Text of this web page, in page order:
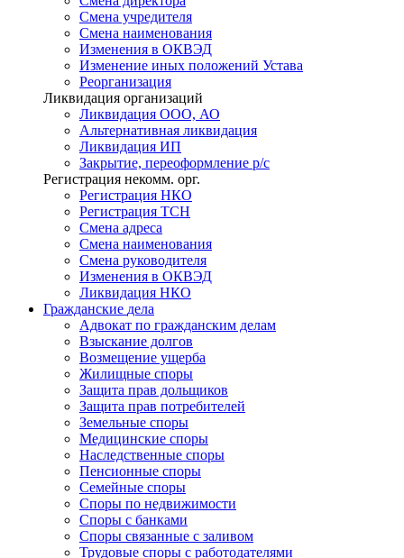
Cмена учредителя
Смена наименования
Изменения в ОКВЭД
Изменение иных положений Устава
Реорганизация
Ликвидация организаций
Ликвидация ООО, АО
Альтернативная ликвидация
Ликвидация ИП
Закрытие, переоформление р/с
Регистрация некомм. орг.
Регистрация НКО
Регистрация ТСН
Смена адреса
Смена наименования
Смена руководителя
Изменения в ОКВЭД
Ликвидация НКО
Гражданские дела
Адвокат по гражданским делам
Взыскание долгов
Возмещение ущерба
Жилищные споры
Защита прав дольщиков
Защита прав потребителей
Земельные споры
Медицинские споры
Наследственные споры
Пенсионные споры
Семейные споры
Cпоры по недвижимости
Споры с банками
Споры связанные с заливом
Трудовые споры с работодателями